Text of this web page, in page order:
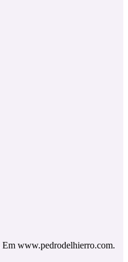
www.pedrodelhierro.com.